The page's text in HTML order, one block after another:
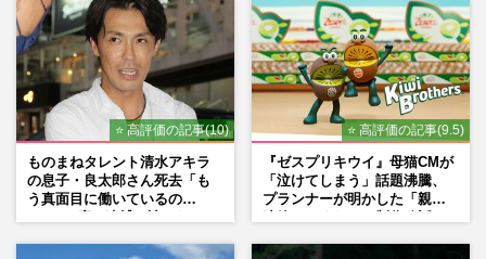
⭐ 高評価の記事(10)
ものまねタレント清水アキラ
の息子・良太郎さん死去「も
う真面目に働いているの
⭐ 高評価の記事(9.5)
『ゼスプリキウイ』母猫CMが
「泣けてしまう」話題沸騰、
プランナーが明かした「親に